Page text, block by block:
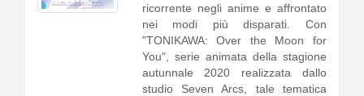
ricorrente negli anime e affrontato
nei modi più disparati. Con
"TONIKAWA: Over the Moon for
You", serie animata della stagione
autunnale 2020 realizzata dallo
studio Seven Arcs, tale tematica